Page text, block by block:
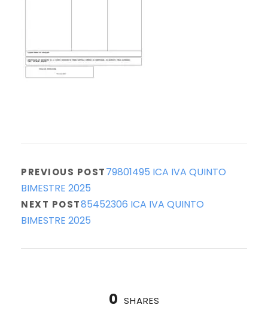
PREVIOUS POST79801495 ICA IVA QUINTO
BIMESTRE 2025
NEXT POST85452306 ICA IVA QUINTO
BIMESTRE 2025
0 SHARES